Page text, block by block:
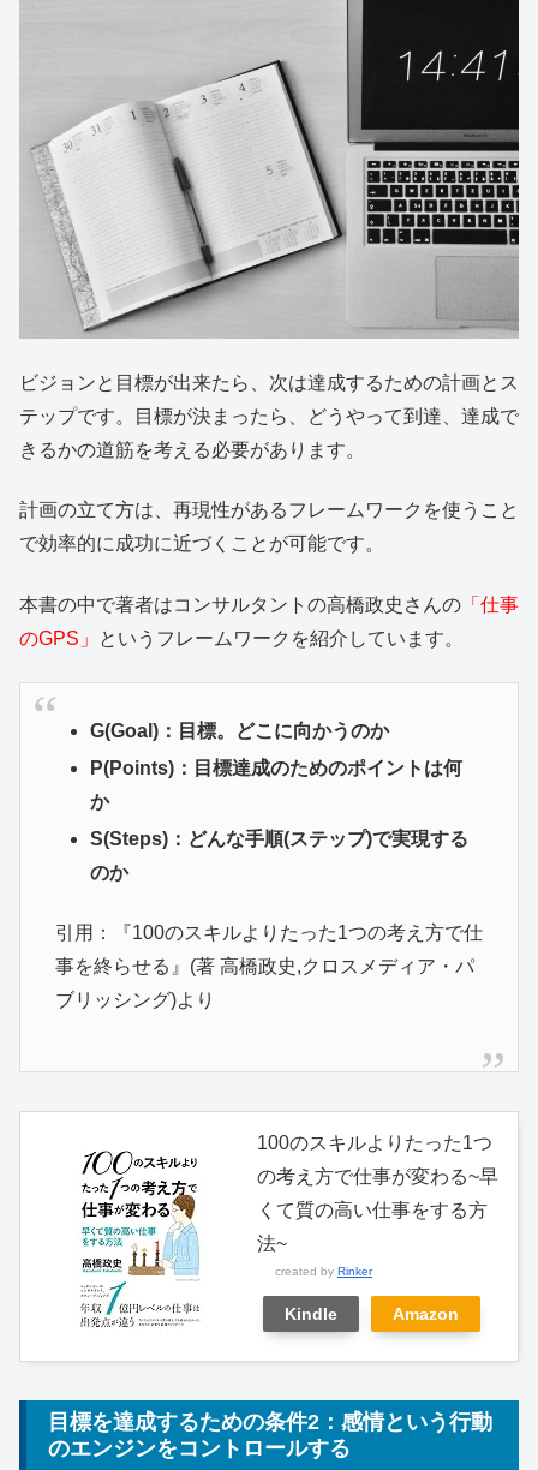
ビジョンと目標が出来たら、次は達成するための計画とス
テップです。目標が決まったら、どうやって到達、達成で
きるかの道筋を考える必要があります。
計画の立て方は、再現性があるフレームワークを使うこと
で効率的に成功に近づくことが可能です。
本書の中で著者はコンサルタントの高橋政史さんの 「仕事
のGPS」
というフレームワークを紹介しています。
G(Goal)：目標。どこに向かうのか
P(Points)：目標達成のためのポイントは何
か
S(Steps)：どんな手順(ステップ)で実現する
のか
引用：『100のスキルよりたった1つの考え方で仕
事を終らせる』(著 高橋政史,クロスメディア・パ
ブリッシング)より
100のスキルよりたった1つ
の考え方で仕事が変わる~早
くて質の高い仕事をする方
法~
created by Rinker
Kindle Amazon
目標を達成するための条件2：感情という行動
のエンジンをコントロールする